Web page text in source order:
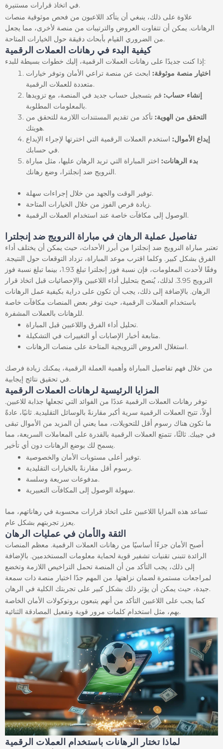
في اتخاذ قرارات مستنيرة.
علاوة على ذلك، ينبغي أن يتأكد اللاعبون من فحص موثوقية منصات
الرهانات. يمكن أن تتفاوت العروض والترتيبات من منصة لأخرى، مما يجعل
من الضروري القيام بأبحاث دقيقة حول الخيارات المتاحة.
كيفية البدء في رهانات العملات الرقمية
إذا كنت جديدًا على رهانات العملات الرقمية، إليك خطوات بسيطة للبدء:
اختيار منصة موثوقة: ابحث عن منصة تراعي الأمان وتوفر خيارات
متعددة للعملات الرقمية.
إنشاء حساب: قم بتسجيل حساب جديد في المنصة، مع تزويدها
بالمعلومات المطلوبة.
التحقق من الهوية: تأكد من تقديم المستندات اللازمة للتحقق من
هويتك.
إيداع الأموال: استخدم العملات الرقمية التي اخترتها لإجراء الإيداع
في حسابك.
بدء الرهانات: اختر المباراة التي تريد الرهان عليها، مثل مباراة
النرويج ضد إنجلترا، وضع رهانك.
توفير الوقت والجهد من خلال إجراءات سهلة.
زيادة فرص الفوز من خلال الخيارات المتاحة.
الوصول إلى مكافآت خاصة عند استخدام العملات الرقمية.
تفاصيل عملية الرهان في مباراة النرويج ضد إنجلترا
تعتبر مباراة النرويج ضد إنجلترا من أبرز الأحداث، حيث يمكن أن يختلف أداء
الفرق بشكل كبير. وكلما اقترب موعد المباراة، تزداد التوقعات حول النتيجة.
وفقًا لأحدث المعلومات، فإن نسبة فوز إنجلترا تبلغ 1.93، بينما تبلغ نسبة فوز
النرويج 3.95. لذلك، يُنصح بتحليل أداء اللاعبين والإحصائيات قبل اتخاذ قرار
الرهان. بالإضافة إلى ذلك، يجب أن تكون على دراية بكيفية عمل الرهانات
باستخدام العملات الرقمية، حيث توفر بعض المنصات مكافآت خاصة
للرهانات بالعملات المشفرة.
تحليل أداء الفرق واللاعبين قبل المباراة.
متابعة أخبار الإصابات أو التغييرات في التشكيلة.
استغلال العروض الترويجية المتاحة على منصات الرهانات.
من خلال فهم تفاصيل المباراة وأهمية العملة الرقمية، يمكنك زيادة فرصك
في تحقيق نتائج إيجابية.
المزايا الرئيسية لرهانات العملات الرقمية
توفر رهانات العملات الرقمية عددًا من الفوائد التي تجعلها جذابة للاعبين.
أولاً، تتيح العملات الرقمية سرية أكبر مقارنةً بالوسائل التقليدية. ثانيًا، عادةً
ما تكون هناك رسوم أقل للتحويلات، مما يعني أن المزيد من الأموال تبقى
في جيبك. ثالثًا، تتمتع العملات الرقمية بالقدرة على المعاملات السريعة، مما
يسمح لك بوضع الرهانات دون أي تأخير.
توفير أعلى مستويات الأمان والخصوصية.
رسوم أقل مقارنةً بالخيارات التقليدية.
مدفوعات سريعة وسلسة.
سهولة الوصول إلى المكافآت التعبيرية.
تساعد هذه المزايا اللاعبين على اتخاذ قرارات محسوبة في رهاناتهم، مما
يعزز تجربتهم بشكل عام.
الثقة والأمان في عمليات الرهان
أصبح الأمان جزءًا أساسيًا من رهانات العملات الرقمية. معظم المنصات
الرائدة تتبنى تقنيات تشفير قوية لحماية معلومات المستخدمين. بالإضافة
إلى ذلك، يجب التأكد من أن المنصة تحمل التراخيص اللازمة وتخضع
لمراجعات مستمرة لضمان نزاهتها. من المهم جدًا اختيار منصة ذات سمعة
جيدة، حيث يمكن أن يؤثر ذلك بشكل كبير على تجربتك الكلية في الرهان.
كما يجب على اللاعبين التأكد من أنهم يتبعون بروتوكولات الأمان الخاصة
بهم، مثل استخدام كلمات مرور قوية وتفعيل المصادقة الثنائية.
لماذا تختار الرهانات باستخدام العملات الرقمية